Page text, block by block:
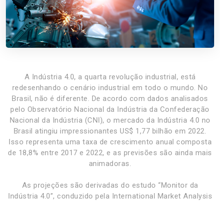
A Indústria 4.0, a quarta revolução industrial, está
redesenhando o cenário industrial em todo o mundo. No
Brasil, não é diferente. De acordo com dados analisados
pelo Observatório Nacional da Indústria da Confederação
Nacional da Indústria (CNI), o mercado da Indústria 4.0 no
Brasil atingiu impressionantes US$ 1,77 bilhão em 2022.
Isso representa uma taxa de crescimento anual composta
de 18,8% entre 2017 e 2022, e as previsões são ainda mais
animadoras.
As projeções são derivadas do estudo “Monitor da
Indústria 4.0”, conduzido pela International Market Analysis